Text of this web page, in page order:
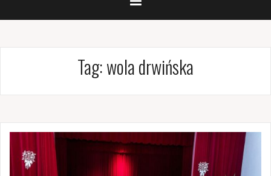
Tag:wola drwińska